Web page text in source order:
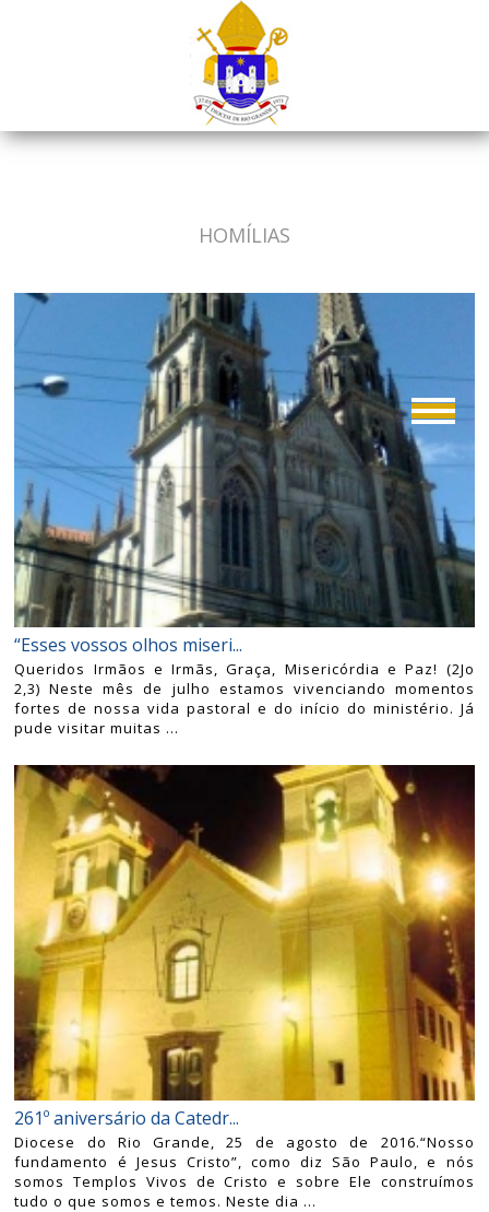
HOMÍLIAS
“Esses vossos olhos miseri...
Queridos Irmãos e Irmãs, Graça, Misericórdia e Paz! (2Jo
2,3) Neste mês de julho estamos vivenciando momentos
fortes de nossa vida pastoral e do início do ministério. Já
pude visitar muitas ...
261º aniversário da Catedr...
Diocese do Rio Grande, 25 de agosto de 2016.“Nosso
fundamento é Jesus Cristo”, como diz São Paulo, e nós
somos Templos Vivos de Cristo e sobre Ele construímos
tudo o que somos e temos. Neste dia ...